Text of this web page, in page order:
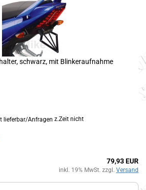
schwarz, mit Blinkeraufnahme
z.Zeit nicht
79,93 EUR
inkl. 19% MwSt. zzgl. Versand